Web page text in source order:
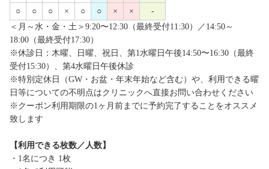
○ ○ ○ × ○ ○ × ×
-
＜月～水・金・土＞9:20〜12:30（最終受付11:30）／14:50～
18:00（最終受付17:30）
※休診日：木曜、日曜、祝日、第1水曜日午後14:50〜16:30（最終
受付15:30）、第4水曜日午後休診
※特別定休日（GW・お盆・年末年始など含む）や、利用できる曜
日等についての不明点はクリニックへ直接お問い合わせください
※クーポン利用期限の1ヶ月前までに予約完了することをオススメ
致します
【利用できる枚数／人数】
・1名につき 1枚